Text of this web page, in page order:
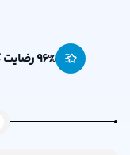
96% رضایت کاربران